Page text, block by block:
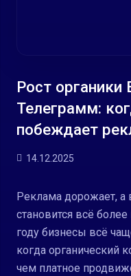
Рост органики
Телеграмм:
побеждает
14.12.2025
Реклама дорожает, а
становится всё
году бизнесы всё
когда органический
чем платное